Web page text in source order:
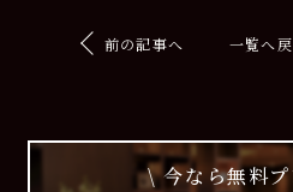
前の記事へ 一覧へ
\ 今なら無料